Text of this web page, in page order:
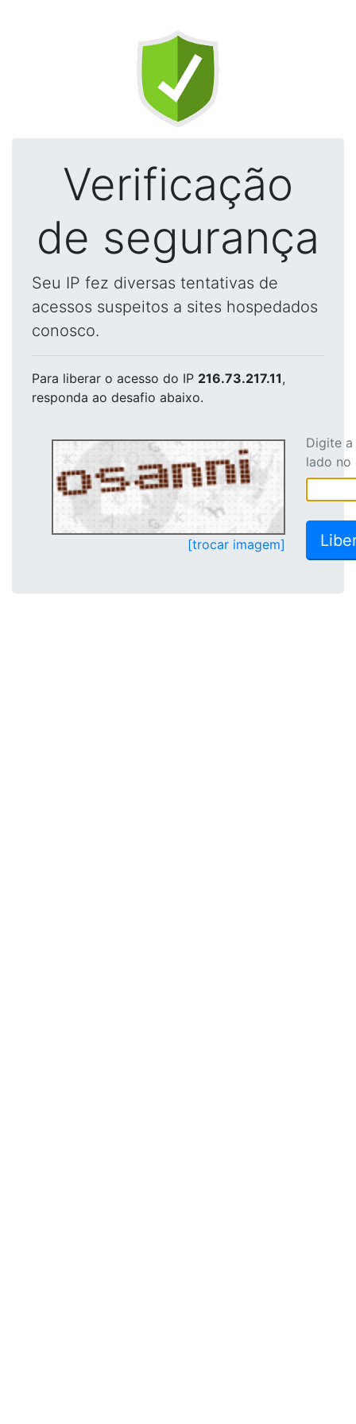
Verificação
de segurança
Seu IP fez diversas tentativas de
acessos suspeitos a sites hospedados
conosco.
Para liberar o acesso do IP 216.73.217.11,
responda ao desafio abaixo.
[trocar imagem]
Digite
lado no